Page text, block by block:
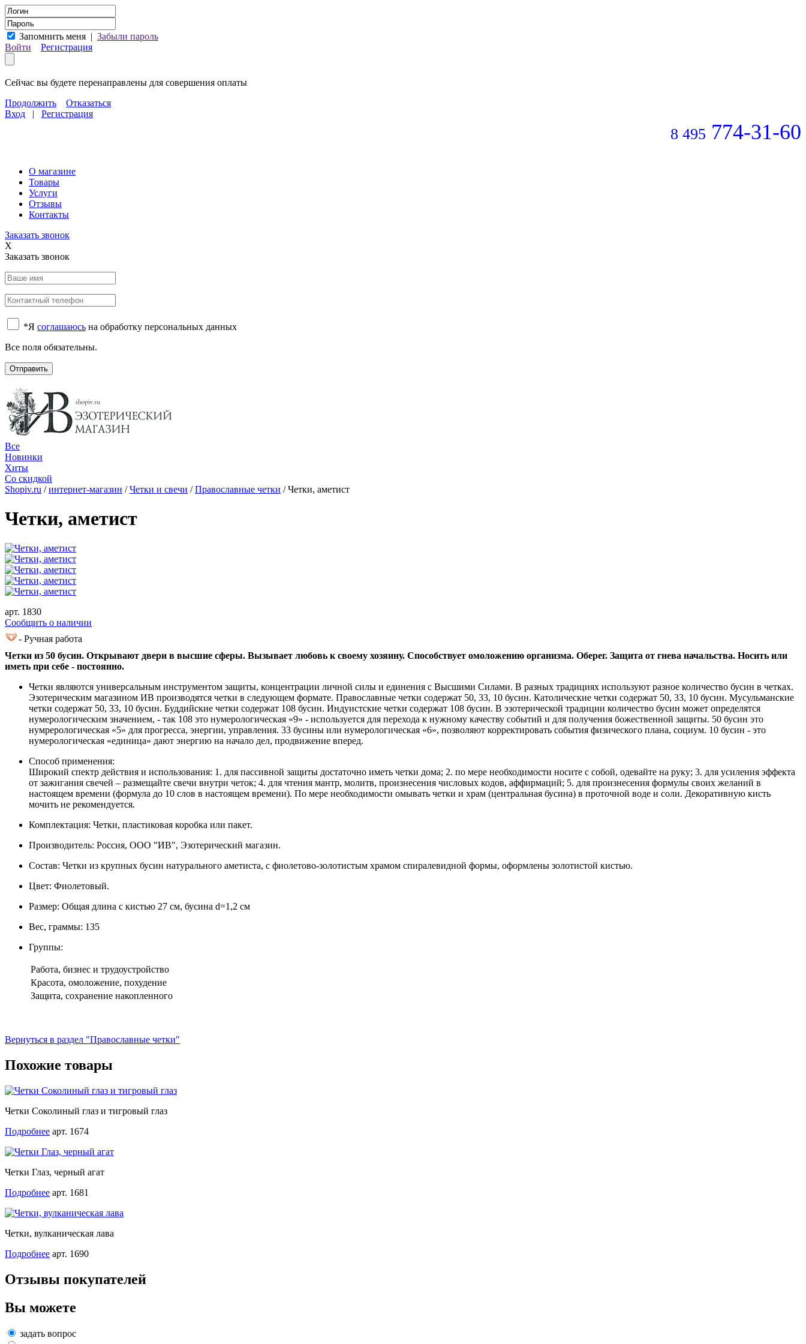
Запомнить меня | Забыли пароль
Войти
Регистрация
Сейчас вы будете перенаправлены для совершения оплаты
Продолжить
Отказаться
Вход | Регистрация
8 495 774-31-60
О магазине
Товары
Услуги
Отзывы
Контакты
Заказать звонок
X
Заказать звонок
*Я соглашаюсь на обработку персональных данных
Все поля обязательны.
Отправить
Все
Новинки
Хиты
Со скидкой
Shopiv.ru /интернет-магазин /Четки и свечи /Православные четки /Четки, аметист
Четки, аметист
арт. 1830
Cообщить о наличии
- Ручная работа
Четки из 50 бусин. Открывают двери в высшие сферы. Вызывает любовь к своему хозяину. Способствует омоложению организма. Оберег. Защита от гнева начальства. Носить или
иметь при себе - постоянно.
Четки являются универсальным инструментом защиты, концентрации личной силы и единения с Высшими Силами. В разных традициях используют разное количество бусин в четках.
Эзотерическим магазином ИВ производятся четки в следующем формате. Православные четки содержат 50, 33, 10 бусин. Католические четки содержат 50, 33, 10 бусин. Мусульманские
четки содержат 50, 33, 10 бусин. Буддийские четки содержат 108 бусин. Индуистские четки содержат 108 бусин. В эзотерической традиции количество бусин может определятся
нумерологическим значением, - так 108 это нумерологическая «9» - используется для перехода к нужному качеству событий и для получения божественной защиты. 50 бусин это
нумрерологическая «5» для прогресса, энергии, управления. 33 бусины или нумерологическая «6», позволяют корректировать события физического плана, социум. 10 бусин - это
нумерологическая «единица» дают энергию на начало дел, продвижение вперед.
Способ применения:
Широкий спектр действия и использования: 1. для пассивной защиты достаточно иметь четки дома; 2. по мере необходимости носите с собой, одевайте на руку; 3. для усиления эффекта
от зажигания свечей – размещайте свечи внутри четок; 4. для чтения мантр, молитв, произнесения числовых кодов, аффирмаций; 5. для произнесения формулы своих желаний в
настоящем времени (формула до 10 слов в настоящем времени). По мере необходимости омывать четки и храм (центральная бусина) в проточной воде и соли. Декоративную кисть
мочить не рекомендуется.
Комплектация: Четки, пластиковая коробка или пакет.
Производитель: Россия, ООО "ИВ", Эзотерический магазин.
Состав: Четки из крупных бусин натурального аметиста, с фиолетово-золотистым храмом спиралевидной формы, оформлены золотистой кистью.
Цвет: Фиолетовый.
Размер: Общая длина с кистью 27 см, бусина d=1,2 см
Вес, граммы: 135
Группы:
Работа, бизнес и трудоустройство
Красота, омоложение, похудение
Защита, сохранение накопленного
Вернуться в раздел "Православные четки"
Похожие товары
Четки Соколиный глаз и тигровый глаз
Подробнее арт. 1674
Четки Глаз, черный агат
Подробнее арт. 1681
Четки, вулканическая лава
Подробнее арт. 1690
Отзывы покупателей
Вы можете
задать вопрос